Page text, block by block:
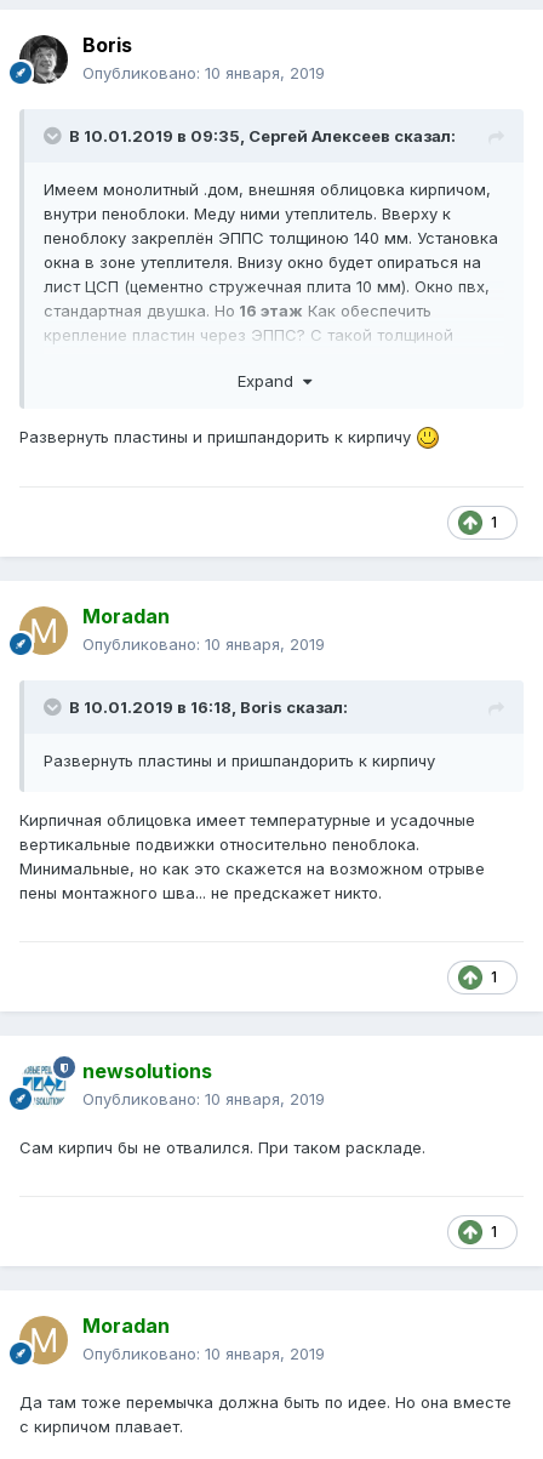
Boris
Опубликовано: 10 января, 2019
В 10.01.2019 в 09:35, Сергей Алексеев сказал:
Имеем монолитный .дом, внешняя облицовка кирпичом,
внутри пеноблоки. Меду ними утеплитель. Вверху к
пеноблоку закреплён ЭППС толщиною 140 мм. Установка
окна в зоне утеплителя. Внизу окно будет опираться на
лист ЦСП (цементно стружечная плита 10 мм). Окно пвх,
стандартная двушка. Но 16 этаж Как обеспечить
крепление пластин через ЭППС? С такой толщиной
перфорированная строительная полоса.
Expand
Развернуть пластины и пришпандорить к кирпичу
1
Moradan
Опубликовано: 10 января, 2019
В 10.01.2019 в 16:18, Boris сказал:
Развернуть пластины и пришпандорить к кирпичу
Кирпичная облицовка имеет температурные и усадочные
вертикальные подвижки относительно пеноблока.
Минимальные, но как это скажется на возможном отрыве
пены монтажного шва... не предскажет никто.
1
newsolutions
Опубликовано: 10 января, 2019
Сам кирпич бы не отвалился. При таком раскладе.
1
Moradan
Опубликовано: 10 января, 2019
Да там тоже перемычка должна быть по идее. Но она вместе
с кирпичом плавает.